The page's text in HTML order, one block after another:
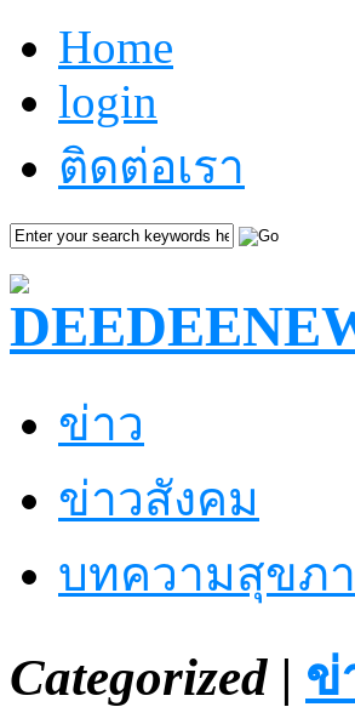
Home
login
ติดต่อเรา
ข่าว
ข่าวสังคม
บทความสุขภ
Categorized | ข่